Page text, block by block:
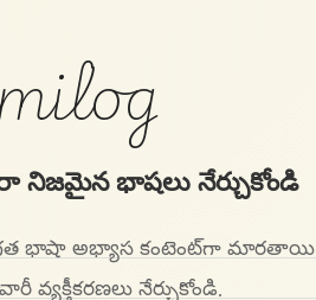
నిజమైన భాషలు నేర్చుకోండి
భాషా అభ్యాస కంటెంట్‌గా మారతాయి.
వ్యక్తీకరణలు నేర్చుకోండి.